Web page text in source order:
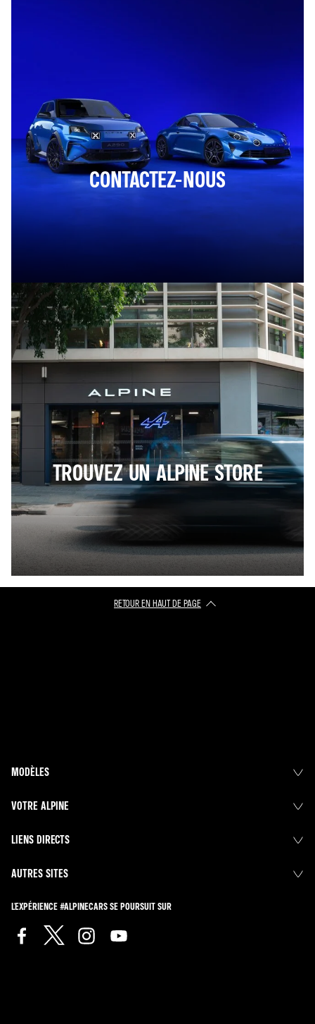
CONTACTEZ-NOUS
TROUVEZ UN ALPINE STORE
RETOUR EN HAUT DE PAGE​
MODÈLES
VOTRE ALPINE
LIENS DIRECTS
AUTRES SITES
L'EXPÉRIENCE #ALPINECARS SE POURSUIT SUR